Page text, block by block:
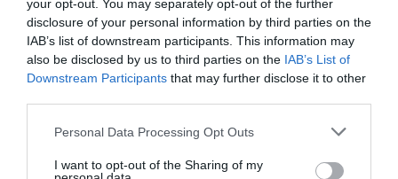
your opt-out. You may separately opt-out of the further
disclosure of your personal information by third parties on the
IAB’s list of downstream participants. This information may
also be disclosed by us to third parties on the IAB’s List of
Downstream Participants that may further disclose it to other
Personal Data Processing Opt Outs
I want to opt-out of the Sharing of my
2Playbook Club